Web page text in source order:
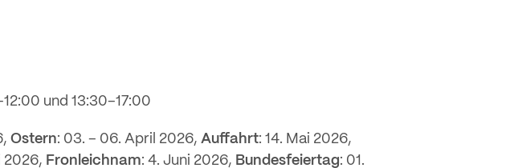
und 13:30–17:00
Ostern: 03. – 06. April 2026, Auffahrt: 14. Mai 2026,
2026, Fronleichnam: 4. Juni 2026, Bundesfeiertag: 01.